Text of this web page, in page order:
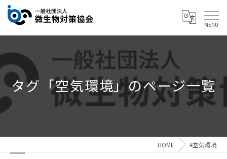
タグ「空気環境」のページ一覧
HOME #空気環境